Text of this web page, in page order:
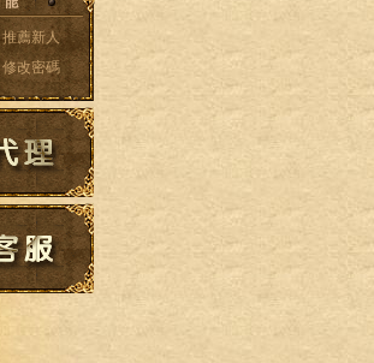
推薦新人
修改密碼